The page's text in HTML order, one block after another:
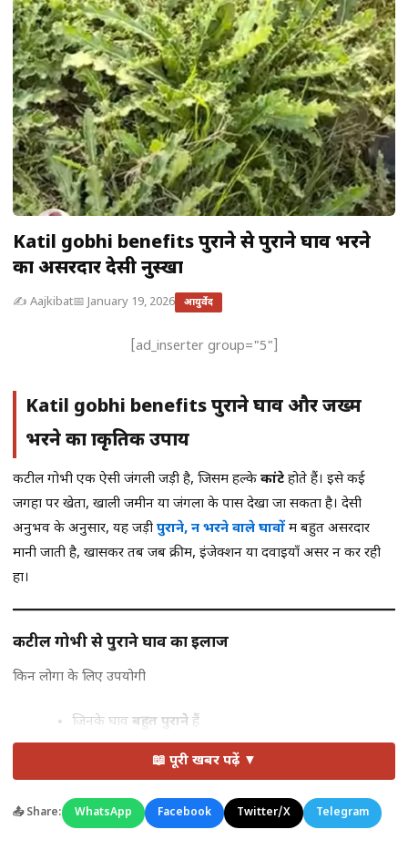
Katil gobhi benefits पुराने से पुराने घाव भरने
का असरदार देसी नुस्खा
✍️ Aajkibat📅 January 19, 2026 आयुर्वेद
[ad_inserter group="5"]
Katil gobhi benefits पुराने घाव और जख्म
भरने का प्राकृतिक उपाय
कटील गोभी एक ऐसी जंगली जड़ी है, जिसमें हल्के कांटे होते हैं। इसे कई
जगहों पर खेतों, खाली जमीन या जंगलों के पास देखा जा सकता है। देसी
अनुभव के अनुसार, यह जड़ी पुराने, न भरने वाले घावों में बहुत असरदार
मानी जाती है, खासकर तब जब क्रीम, इंजेक्शन या दवाइयाँ असर न कर रही
हों।
कटील गोभी से पुराने घाव का इलाज
किन लोगों के लिए उपयोगी
जिनके घाव बहुत पुराने हैं
पेस्ट, इंजेक्शन या गोलियोंका असर नहीं हुआ
जिनके घाव में बार-बार
पस या सूजन हो जाती है
📖 पूरी खबर पढ़ें ▼
📤 Share: WhatsApp Facebook Twitter/X Telegram